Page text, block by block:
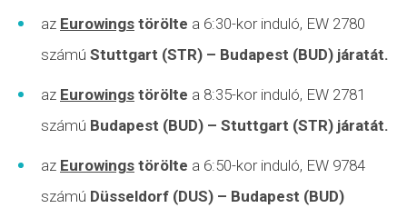
az Eurowings törölte a 6:30-kor induló, EW 2780
számú Stuttgart (STR) – Budapest (BUD) járatát.
az Eurowings törölte a 8:35-kor induló, EW 2781
számú Budapest (BUD) – Stuttgart (STR) járatát.
az Eurowings törölte a 6:50-kor induló, EW 9784
számú Düsseldorf (DUS) – Budapest (BUD)